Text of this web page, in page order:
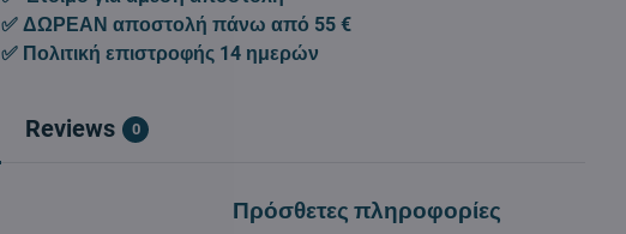
✅ ΔΩΡΕΑΝ αποστολή πάνω από 55 €
✅ Πολιτική επιστροφής 14 ημερών
Reviews 0
Πρόσθετες πληροφορίες